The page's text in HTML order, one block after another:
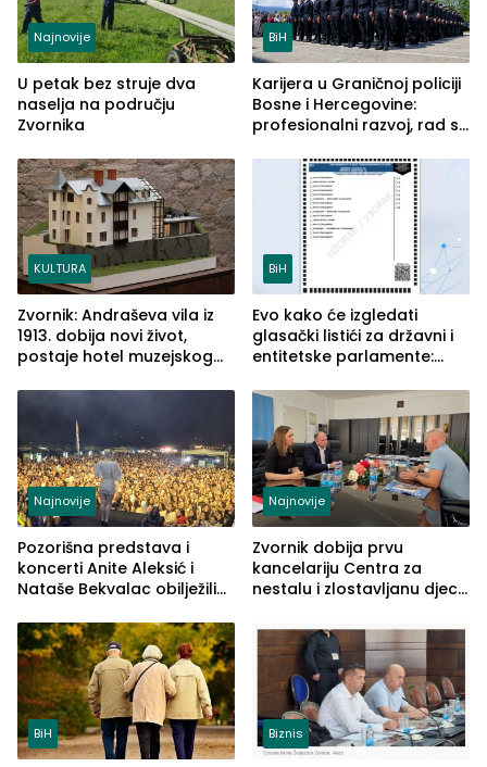
Najnovije
U petak bez struje dva
naselja na području
Zvornika
BiH
Karijera u Graničnoj policiji
Bosne i Hercegovine:
profesionalni razvoj, rad sa
služba građanima
KULTURA
Zvornik: Andraševa vila iz
1913. dobija novi život,
postaje hotel muzejskog
BiH
Evo kako će izgledati
glasački listići za državni i
entitetske parlamente:
vidljive na njima
Najnovije
Pozorišna predstava i
koncerti Anite Aleksić i
Nataše Bekvalac obilježili
ljeta (FOTO)
Najnovije
Zvornik dobija prvu
kancelariju Centra za
nestalu i zlostavljanu djecu
BiH Biznis